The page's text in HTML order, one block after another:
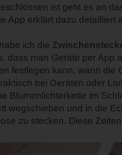
ist geht es an
App erklärt dazu detailliert
ich die
dass man Geräte per App
festlegen kann, wann die
bei Geräten oder
Blumenlichterkette im
wegschieben und in die
zu stecken. Diese